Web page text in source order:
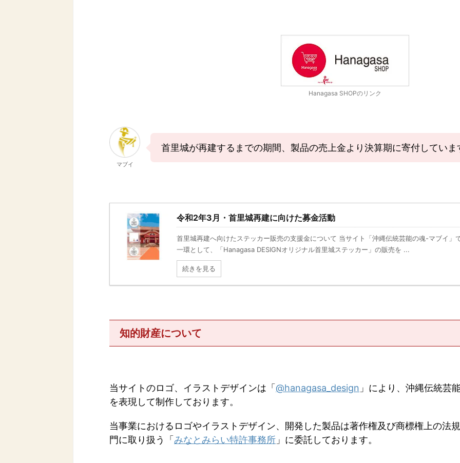
Hanagasa SHOPのリンク
マブイ
首里城が再建するまでの期間、製品の売上金より決算期に寄付していま
令和2年3月・首里城再建に向けた募金活動
首里城再建へ向けたステッカー販売の支援金について 当サイト「沖縄伝統芸能の魂-マブイ」
一環として、「Hanagasa DESIGNオリジナル首里城ステッカー」の販売を ...
続きを見る
知的財産について
当サイトのロゴ、イラストデザインは「 @hanagasa_design 」により、沖縄伝統芸
を表現して制作しております。
当事業におけるロゴやイラストデザイン、開発した製品は著作権及び商標権上の法
門に取り扱う「 みなとみらい特許事務所 」に委託しております。